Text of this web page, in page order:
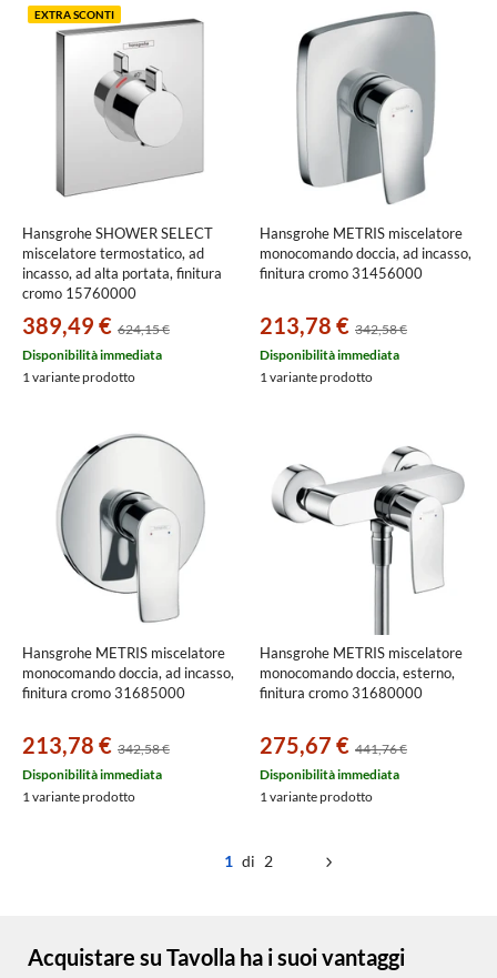
EXTRA SCONTI
Hansgrohe SHOWER SELECT
miscelatore termostatico, ad
incasso, ad alta portata, finitura
cromo 15760000
389,49 € 624,15 €
Disponibilità immediata
1 variante prodotto
Hansgrohe METRIS miscelatore
monocomando doccia, ad incasso,
finitura cromo 31456000
213,78 € 342,58 €
Disponibilità immediata
1 variante prodotto
Hansgrohe METRIS miscelatore
monocomando doccia, ad incasso,
finitura cromo 31685000
213,78 € 342,58 €
Disponibilità immediata
1 variante prodotto
Hansgrohe METRIS miscelatore
monocomando doccia, esterno,
finitura cromo 31680000
275,67 € 441,76 €
Disponibilità immediata
1 variante prodotto
1 di 2
Acquistare su Tavolla ha i suoi vantaggi